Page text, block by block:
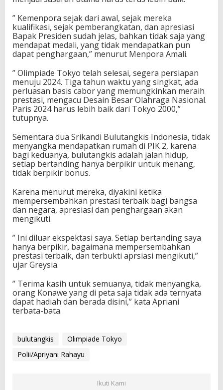
” Kemenpora sejak dari awal, sejak mereka
kualifikasi, sejak pemberangkatan, dan apresiasi
Bapak Presiden sudah jelas, bahkan tidak saja yang
mendapat medali, yang tidak mendapatkan pun
dapat penghargaan,” menurut Menpora Amali.
” Olimpiade Tokyo telah selesai, segera persiapan
menuju 2024. Tiga tahun waktu yang singkat, ada
perluasan basis cabor yang memungkinkan meraih
prestasi, mengacu Desain Besar Olahraga Nasional.
Paris 2024 harus lebih baik dari Tokyo 2000,”
tutupnya.
Sementara dua Srikandi Bulutangkis Indonesia, tidak
menyangka mendapatkan rumah di PIK 2, karena
bagi keduanya, bulutangkis adalah jalan hidup,
setiap bertanding hanya berpikir untuk menang,
tidak berpikir bonus.
Karena menurut mereka, diyakini ketika
mempersembahkan prestasi terbaik bagi bangsa
dan negara, apresiasi dan penghargaan akan
mengikuti.
” Ini diluar ekspektasi saya. Setiap bertanding saya
hanya berpikir, bagaimana mempersembahkan
prestasi terbaik, dan terbukti aprsiasi mengikuti,”
ujar Greysia.
” Terima kasih untuk semuanya, tidak menyangka,
orang Konawe yang di peta saja tidak ada ternyata
dapat hadiah dan berada disini,” kata Apriani
terbata-bata.
bulutangkis
Olimpiade Tokyo
Polii/Apriyani Rahayu
Ikuti Kami